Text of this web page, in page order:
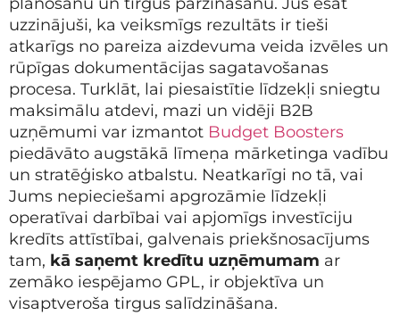
uzzinājuši, ka veiksmīgs rezultāts ir tieši
atkarīgs no pareiza aizdevuma veida izvēles un
rūpīgas dokumentācijas sagatavošanas
procesa. Turklāt, lai piesaistītie līdzekļi sniegtu
maksimālu atdevi, mazi un vidēji B2B
uzņēmumi var izmantot Budget Boosters
piedāvāto augstākā līmeņa mārketinga vadību
un stratēģisko atbalstu. Neatkarīgi no tā, vai
Jums nepieciešami apgrozāmie līdzekļi
operatīvai darbībai vai apjomīgs investīciju
kredīts attīstībai, galvenais priekšnosacījums
tam, kā saņemt kredītu uzņēmumam ar
zemāko iespējamo GPL, ir objektīva un
visaptveroša tirgus salīdzināšana.